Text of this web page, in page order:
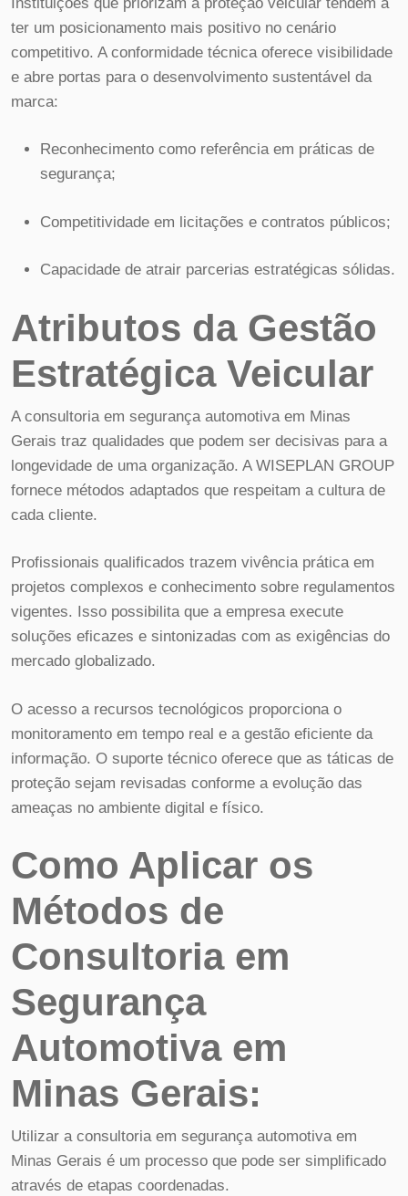
ter um posicionamento mais positivo no cenário
competitivo. A conformidade técnica oferece visibilidade
e abre portas para o desenvolvimento sustentável da
marca:
Reconhecimento como referência em práticas de
segurança;
Competitividade em licitações e contratos públicos;
Capacidade de atrair parcerias estratégicas sólidas.
Atributos da Gestão
Estratégica Veicular
A consultoria em segurança automotiva em Minas
Gerais traz qualidades que podem ser decisivas para a
longevidade de uma organização. A WISEPLAN GROUP
fornece métodos adaptados que respeitam a cultura de
cada cliente.
Profissionais qualificados trazem vivência prática em
projetos complexos e conhecimento sobre regulamentos
vigentes. Isso possibilita que a empresa execute
soluções eficazes e sintonizadas com as exigências do
mercado globalizado.
O acesso a recursos tecnológicos proporciona o
monitoramento em tempo real e a gestão eficiente da
informação. O suporte técnico oferece que as táticas de
proteção sejam revisadas conforme a evolução das
ameaças no ambiente digital e físico.
Como Aplicar os
Métodos de
Consultoria em
Segurança
Automotiva em
Minas Gerais:
Utilizar a consultoria em segurança automotiva em
Minas Gerais é um processo que pode ser simplificado
através de etapas coordenadas.